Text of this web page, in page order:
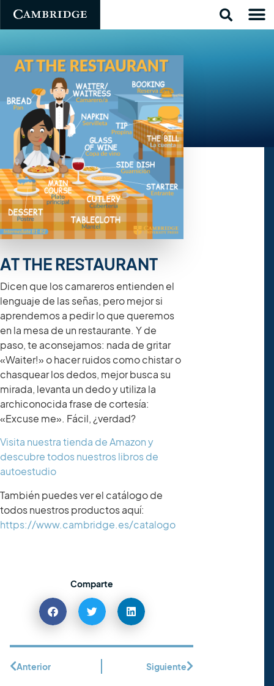
AT THE RESTAURANT
Dicen que los camareros entienden el
lenguaje de las señas, pero mejor si
aprendemos a pedir lo que queremos
en la mesa de un restaurante. Y de
paso, te aconsejamos: nada de gritar
«Waiter!» o hacer ruidos como chistar o
chasquear los dedos, mejor busca su
mirada, levanta un dedo y utiliza la
archiconocida frase de cortesía:
«Excuse me». Fácil, ¿verdad?
Visita nuestra tienda de Amazon y
descubre todos nuestros libros de
autoestudio
También puedes ver el catálogo de
todos nuestros productos aquí:
https://www.cambridge.es/catalogo
Comparte
Anterior Siguiente